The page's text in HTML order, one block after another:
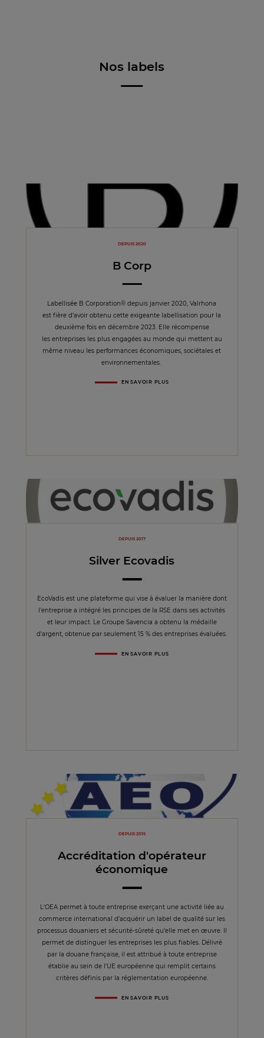
Nos labels
DEPUIS 2020
B Corp
Labellisée B Corporation® depuis janvier 2020, Valrhona
est fière d’avoir obtenu cette exigeante labellisation pour la
deuxième fois en décembre 2023. Elle récompense
les entreprises les plus engagées au monde qui mettent au
même niveau les performances économiques, sociétales et
environnementales.
EN SAVOIR PLUS
DEPUIS 2017
Silver Ecovadis
EcoVadis est une plateforme qui vise à évaluer la manière dont
l'entreprise a intégré les principes de la RSE dans ses activités
et leur impact. Le Groupe Savencia a obtenu la médaille
d'argent, obtenue par seulement 15 % des entreprises évaluées.
EN SAVOIR PLUS
DEPUIS 2015
Accréditation d'opérateur
économique
L'OEA permet à toute entreprise exerçant une activité liée au
commerce international d’acquérir un label de qualité sur les
processus douaniers et sécurité-sûreté qu’elle met en œuvre. Il
permet de distinguer les entreprises les plus fiables. Délivré
par la douane française, il est attribué à toute entreprise
établie au sein de l’UE européenne qui remplit certains
critères définis par la réglementation européenne.
EN SAVOIR PLUS